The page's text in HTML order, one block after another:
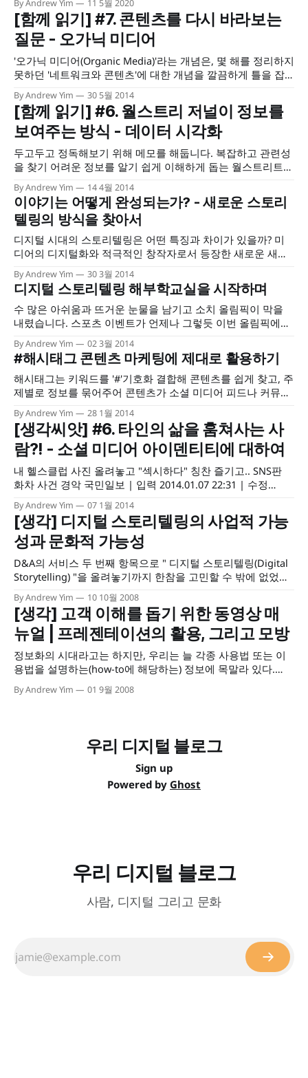
콘텐츠를 이용하는 사용자, 콘텐츠로 얻게 되는 인식 효과 또
는 행동 효과를 통찰할수 있는 콘텐츠 마케팅 성과분석 체계의
개요를 설명한다
By Andrew Yim 11 5월 2020
[함께 읽기] #7. 콘텐츠를 다시 바라보는
질문 - 오가닉 미디어
'오가닉 미디어(Organic Media)'라는 개념은, 몇 해를 정리하지
못하던 '네트워크와 콘텐츠'에 대한 개념을 깔끔하게 틀을 잡
을 수 있게 도와준 신선한 발견이었습니다. 윤지영 박사님과
노상규 교수님의 내공 가득한 포스팅들을 만나게 된 [오가닉
미디어랩 (http://organicmedialab.com/)]을 발견했을 때는,
정말이지 '신천지를 발견한 느낌'
By Andrew Yim 30 5월 2014
[함께 읽기] #6. 월스트리 저널이 정보를
보여주는 방식 - 데이터 시각화
두고두고 정독해보기 위해 메모를 해둡니다. 복잡하고 관련성
을 찾기 어려운 정보를 알기 쉽게 이해하게 돕는 월스트리트저
널의 인포그래픽 제작 방법과 정보 표현의 최적화를 위한 편집
기법을 소개하고 있습니다. 월스트리트저널이 정보를 보여주
는 방법 demitrio, demitrio.com 서로 경쟁관계에 있는 A, B,
C, D 4개사의 시장점유율을 파이 차트로 구성한다고 해보자.
나같으면 아마 위의 그림과
By Andrew Yim 14 4월 2014
이야기는 어떻게 완성되는가? - 새로운 스토리
텔링의 방식을 찾아서
디지털 시대의 스토리텔링은 어떤 특징과 차이가 있을까? 미
디어의 디지털화와 적극적인 창작자로서 등장한 새로운 새대
의 이야기에 대한 왕성한 욕구는, 이전까지 우리가 알던 스토
리텔링의 방식과는 전혀 다른 방식으로 탄생하고, 확장-변이를
거치며, 네트워크 속에서 완성된다.
By Andrew Yim 30 3월 2014
디지털 스토리텔링 해부학교실을 시작하며
수 많은 아쉬움과 뜨거운 눈물을 남기고 소치 올림픽이 막을
내렸습니다. 스포츠 이벤트가 언제나 그렇듯 이번 올림픽에서
도, 선수들 모두는 저 마다의 이야기를 만들어냈고, 우리는 그
들의 환희와 눈물에 함께 소리 지르고, 눈물을 흘리고, 깊은 탄
식과 따듯한 위로를 나누기도 했습니다. 우리에게는 김연아 선
수의 아쉬운 은메달과 우아하고 위엄있는 미소가 남긴 긴 여운
이 한 동안
By Andrew Yim 02 3월 2014
#해시태그 콘텐츠 마케팅에 제대로 활용하기
해시태그는 키워드를 '#'기호화 결합해 콘텐츠를 쉽게 찾고, 주
제별로 정보를 묶어주어 콘텐츠가 소셜 미디어 피드나 커뮤니
티 등에서 발견될 기회를 높여주는 마크업 태그의 일종이다.
By Andrew Yim 28 1월 2014
[생각씨앗] #6. 타인의 삶을 훔쳐사는 사
람?! - 소셜 미디어 아이덴티티에 대하여
내 헬스클럽 사진 올려놓고 "섹시하다" 칭찬 즐기고.. SNS판
화차 사건 경악 국민일보 | 입력 2014.01.07 22:31 | 수정
2014.01.08 00:19
http://media.daum.net/society/others/newsview?
newsid=20140107223105529 이 문제가 궁금합니다. 다른 사
람의 소셜 미디어 흠적을 가져다 자신의 것인양 계정을 운영한
다면, 이 행위는
By Andrew Yim 07 1월 2014
[생각] 디지털 스토리텔링의 사업적 가능
성과 문화적 가능성
D&A의 서비스 두 번째 항목으로 " 디지털 스토리텔링(Digital
Storytelling) "을 올려놓기까지 한참을 고민할 수 밖에 없었습
니다. 어떤 활동을 사업(business)으로 한다는 건 그것을 통해
수익을 얻을 수 있어야 한다는 걸 전제로 하기 마련인데, 디지
털 스토리텔링이라는 것을 사업적으로, 그것도 대행업자
(agent)로서 수행한다는 것은 무엇을 뜻하는지,
By Andrew Yim 10 10월 2008
[생각] 고객 이해를 돕기 위한 동영상 매
뉴얼 | 프레젠테이션의 활용, 그리고 모방
정보화의 시대라고는 하지만, 우리는 늘 각종 사용법 또는 이
용법을 설명하는(how-to에 해당하는) 정보에 목말라 있다.
Wikihow(http://www.wikihow.com/)같은 사이트에서는 온갖
노하우를 분류해놓고 단계 별로 설명과 사진을 제시해놓고 있
디어의 시대라고 하면서도 아직까지
By Andrew Yim 01 9월 2008
우리 디지털 블로그
Sign up
Powered by Ghost
우리 디지털 블로그
사람, 디지털 그리고 문화